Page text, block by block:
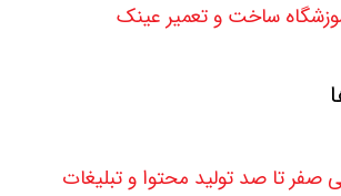
ساخت و تعمیر عینک
صفر تا صد تولید محتوا و تبلیغات